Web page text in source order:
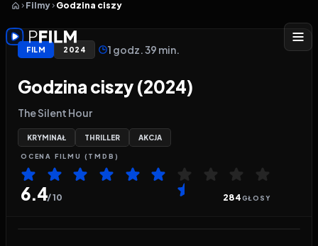
Filmy Godzina ciszy
FILM 2024 1 godz. 39 min.
Godzina ciszy (2024)
The Silent Hour
KRYMINAŁ THRILLER AKCJA
OCENA FILMU (TMDB)
6.4/ 10 284GŁOSY